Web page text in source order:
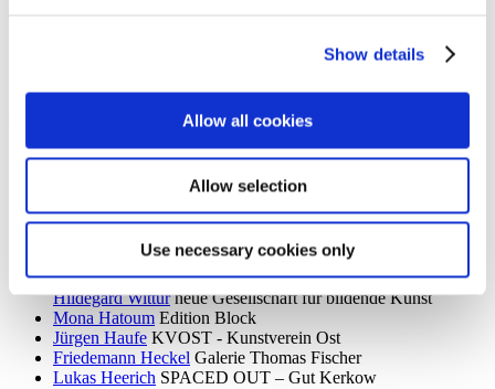
Show details
Allow all cookies
Allow selection
Use necessary cookies only
KVOST - Kunstverein Ost
Robert Haas Haus am Waldsee
Galerie Nordenhake
Villa Schöningen
Richard Hamilton Edition Block
KVOST - Kunstverein Ost
Harald Krainer, Lutz Marx, Herbert Meyer, Veronika Patzuda,
Hildegard Wittur neue Gesellschaft für bildende Kunst
Mona Hatoum Edition Block
Jürgen Haufe KVOST - Kunstverein Ost
Friedemann Heckel Galerie Thomas Fischer
Lukas Heerich SPACED OUT – Gut Kerkow